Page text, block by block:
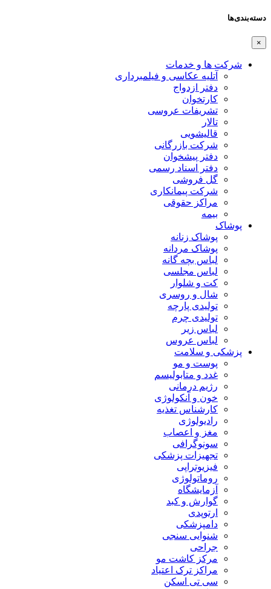
دسته‌بندی‌ها
×
شرکت ها و خدمات
آتلیه عکاسی و فیلمبرداری
دفتر ازدواج
کارتخوان
تشریفات عروسی
تالار
قالیشویی
شرکت بازرگانی
دفتر پیشخوان
دفتر اسناد رسمی
گل فروشی
شرکت پیمانکاری
مراکز حقوقی
بیمه
پوشاک
پوشاک زنانه
پوشاک مردانه
لباس بچه گانه
لباس مجلسی
کت و شلوار
شال و روسری
تولیدی پارچه
تولیدی چرم
لباس زیر
لباس عروس
پزشکی و سلامت
پوست و مو
غدد و متابولیسم
رژیم درمانی
خون و آنکولوژی
کارشناس تغذیه
رادیولوژی
مغز و اعصاب
سونوگرافی
تجهیزات پزشکی
فیزیوتراپی
روماتولوژی
آزمایشگاه
گوارش و کبد
ارتوپدی
دامپزشکی
شنوایی سنجی
جراحی
مرکز کاشت مو
مراکز ترک اعتیاد
سی تی اسکن